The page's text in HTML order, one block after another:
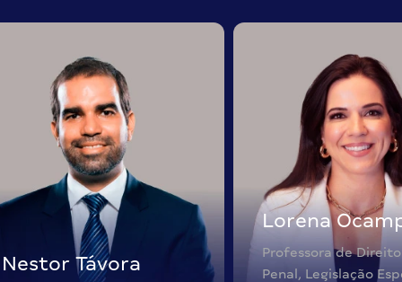
Nestor Távora
Lorena
Professora de
Penal, Legislação